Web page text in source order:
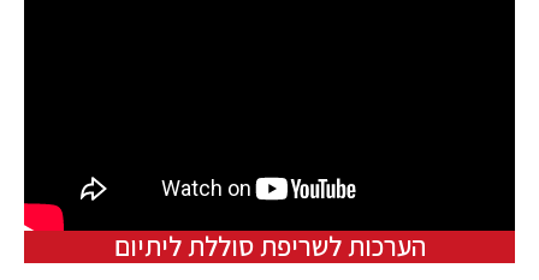
הערכות לשריפת סוללת ליתיום